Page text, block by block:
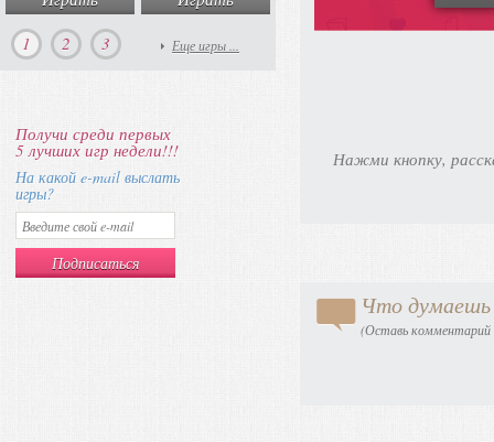
Нажми кнопку,
Что думаешь
(Оставь комментарий
1
2 3 Еще игры ...
Получи среди первых
5 лучших игр недели!!!
На какой e-mail выслать
игры?